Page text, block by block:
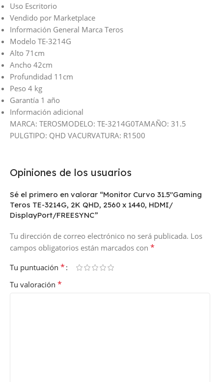
Uso Escritorio
Vendido por Marketplace
Información General Marca Teros
Modelo TE-3214G
Alto 71cm
Ancho 42cm
Profundidad 11cm
Peso 4 kg
Garantía 1 año
Información adicional
MARCA: TEROSMODELO: TE-3214G0TAMAÑO: 31.5
PULGTIPO: QHD VACURVATURA: R1500
Opiniones de los usuarios
Sé el primero en valorar “Monitor Curvo 31.5″Gaming
Teros TE-3214G, 2K QHD, 2560 x 1440, HDMI/
DisplayPort/FREESYNC”
Tu dirección de correo electrónico no será publicada. Los
campos obligatorios están marcados con *
Tu puntuación *
Tu valoración *